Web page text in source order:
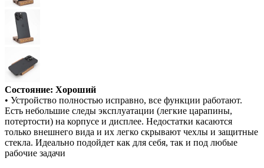
Состояние: Хороший
• Устройство полностью исправно, все функции работают.
Есть небольшие следы эксплуатации (легкие царапины,
потертости) на корпусе и дисплее. Недостатки касаются
только внешнего вида и их легко скрывают чехлы и защитные
стекла. Идеально подойдет как для себя, так и под любые
рабочие задачи